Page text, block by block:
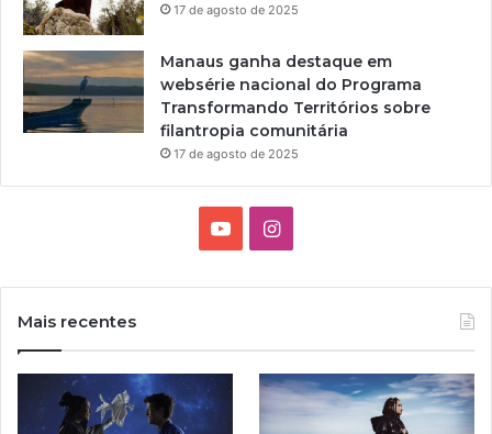
17 de agosto de 2025
Manaus ganha destaque em
websérie nacional do Programa
Transformando Territórios sobre
filantropia comunitária
17 de agosto de 2025
I
Mais recentes